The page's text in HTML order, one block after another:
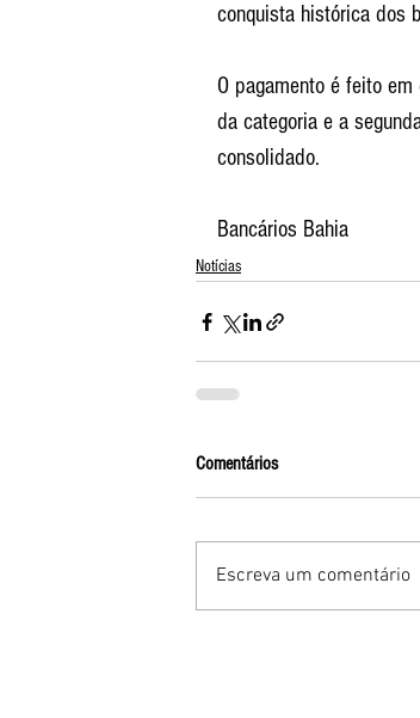
conquista histórica dos
O pagamento é feito
da categoria e a
consolidado.
Bancários Bahia
Notícias
Comentários
Escreva um comentário